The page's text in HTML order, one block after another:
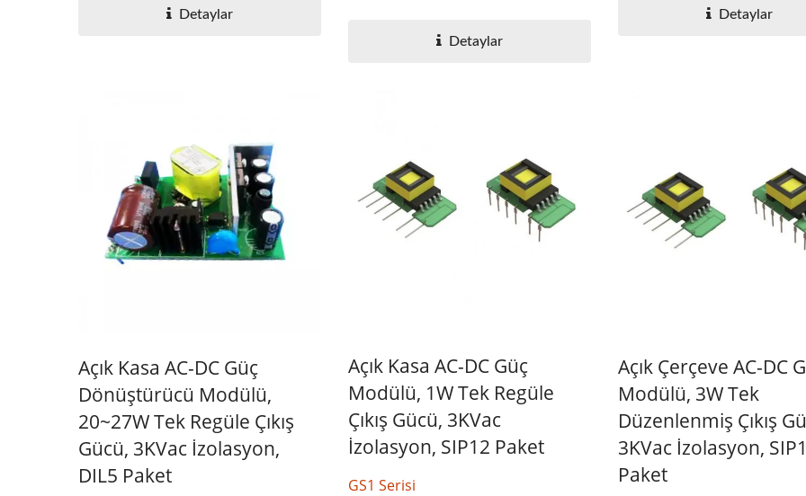
Detaylar
Detaylar
Detaylar
Açık Kasa AC-DC Güç
Dönüştürücü Modülü,
20~27W Tek Regüle Çıkış
Gücü, 3KVac İzolasyon,
DIL5 Paket
Açık Kasa AC-DC Güç
Modülü, 1W Tek Regüle
Çıkış Gücü, 3KVac
İzolasyon, SIP12 Paket
GS1 Serisi
Açık Çerçeve AC-DC
Modülü, 3W Tek
Düzenlenmiş Çıkış
3KVac İzolasyon,
Paket